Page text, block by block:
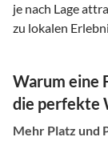
je nach Lage
zu lokalen
Warum eine
die perfekte
Mehr Platz und